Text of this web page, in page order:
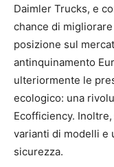
Daimler Trucks, e
chance di
posizione sul
antinquinamento
ulteriormente le
ecologico: una
Ecofficiency.
varianti di modelli e
sicurezza.